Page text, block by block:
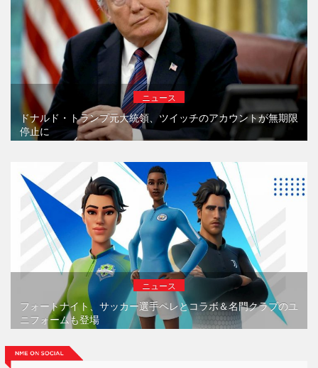
ニュース
ドナルド・トランプ元大統領、ツイッチのアカウントが無期限
停止に
ニュース
フォートナイト、サッカー選手ペレとコラボ＆名門クラブのユ
ニフォームも登場